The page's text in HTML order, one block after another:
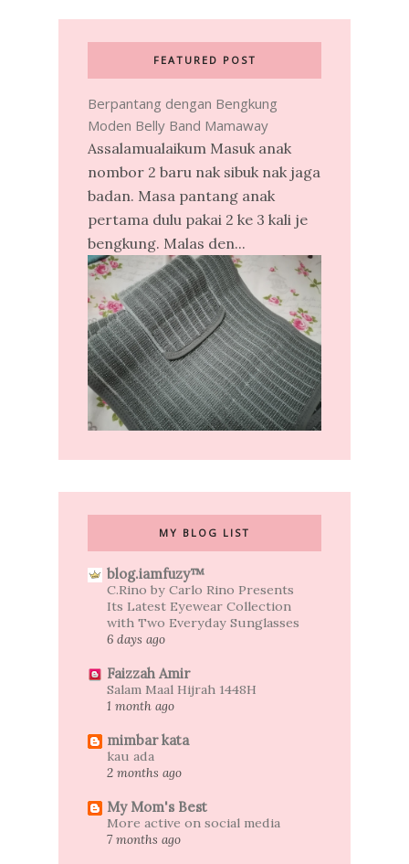
FEATURED POST
Berpantang dengan Bengkung
Moden Belly Band Mamaway
Assalamualaikum Masuk anak
nombor 2 baru nak sibuk nak jaga
badan. Masa pantang anak
pertama dulu pakai 2 ke 3 kali je
bengkung. Malas den...
MY BLOG LIST
blog.iamfuzy™
C.Rino by Carlo Rino Presents
Its Latest Eyewear Collection
with Two Everyday Sunglasses
6 days ago
Faizzah Amir
Salam Maal Hijrah 1448H
1 month ago
mimbar kata
kau ada
2 months ago
My Mom's Best
More active on social media
7 months ago